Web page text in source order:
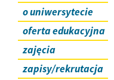
o uniwersytecie
oferta edukacyjna
zajęcia
zapisy/rekrutacja